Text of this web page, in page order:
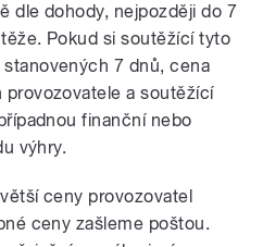
dle dohody, nejpozději do 7
. Pokud si soutěžící tyto
7 dnů, cena
provozovatele a soutěžící
finanční nebo
výhry.
ceny provozovatel
ceny zašleme poštou.